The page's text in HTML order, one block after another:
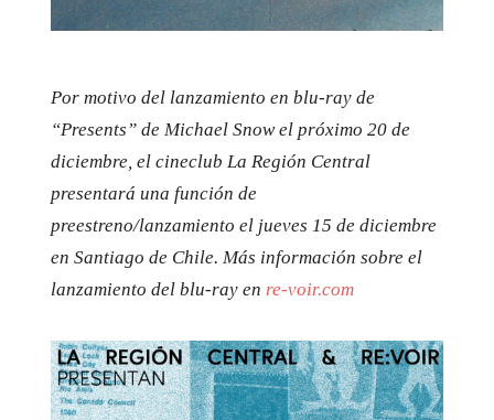
Por motivo del lanzamiento en blu-ray de
“Presents” de Michael Snow el próximo 20 de
diciembre, el cineclub La Región Central
presentará una función de
preestreno/lanzamiento el jueves 15 de diciembre
en Santiago de Chile. Más información sobre el
lanzamiento del blu-ray enre-voir.com